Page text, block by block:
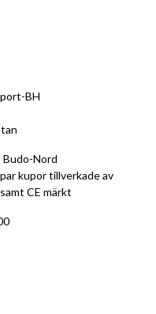
BH
Budo-Nord
kupor tillverkade av
CE märkt